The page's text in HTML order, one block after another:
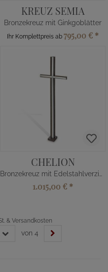
KREUZ SEMIA
Bronzekreuz mit Ginkgoblätter
Ihr Komplettpreis ab 795,00 € *
CHELION
Bronzekreuz mit Edelstahlverzierung
1.015,00 € *
& Versandkosten
von 4